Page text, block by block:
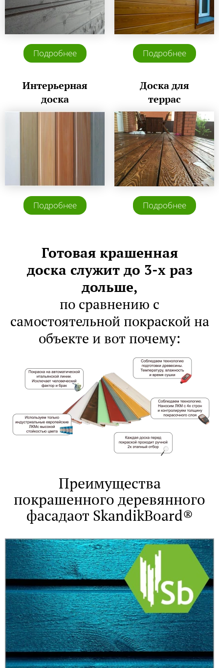
Подробнее Подробнее
Интерьерная
доска
Подробнее
Доска для
террас
Подробнее
Готовая крашенная
доска служит до 3-х раз
дольше,
по сравнению с
самостоятельной покраской на
объекте и вот почему:
Преимущества
покрашенного деревянного
фасада​от SkandikBoard®​​​